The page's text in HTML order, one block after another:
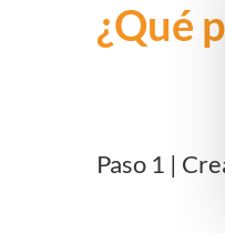
¿Qué
Paso 1 |